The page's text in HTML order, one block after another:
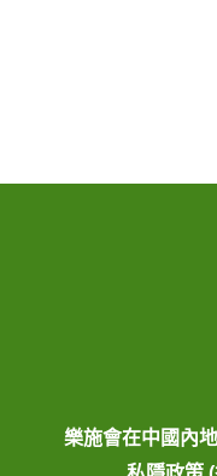
樂施會在中國內地